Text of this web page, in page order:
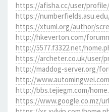
https://afisha.cc/user/profile/
https://
https://xtuml.org/author/
http://hkeverton.com/
http://5577.f3322.net/
https://archeter.co.uk/user/
http://maddog-server.org/
http://
http://bbs.tejiegm.com/
https://www.google.co.mz/